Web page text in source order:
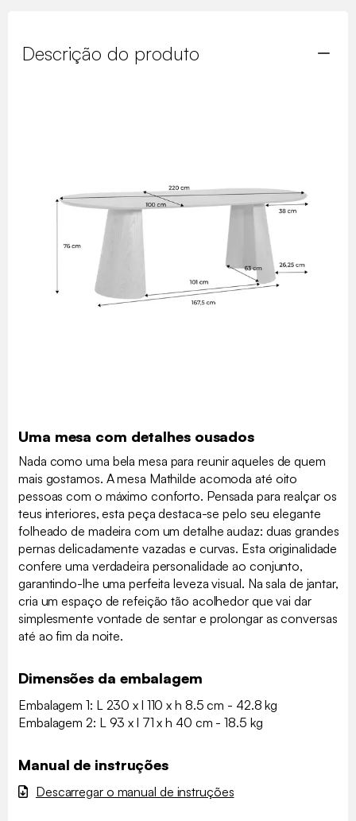
Descrição do produto
Uma mesa com detalhes ousados
Nada como uma bela mesa para reunir aqueles de quem
mais gostamos. A mesa Mathilde acomoda até oito
pessoas com o máximo conforto. Pensada para realçar os
teus interiores, esta peça destaca-se pelo seu elegante
folheado de madeira com um detalhe audaz: duas grandes
pernas delicadamente vazadas e curvas. Esta originalidade
confere uma verdadeira personalidade ao conjunto,
garantindo-lhe uma perfeita leveza visual. Na sala de jantar,
cria um espaço de refeição tão acolhedor que vai dar
simplesmente vontade de sentar e prolongar as conversas
até ao fim da noite.
Dimensões da embalagem
Embalagem 1: L 230 x l 110 x h 8.5 cm - 42.8 kg
Embalagem 2: L 93 x l 71 x h 40 cm - 18.5 kg
Manual de instruções
Descarregar o manual de instruções